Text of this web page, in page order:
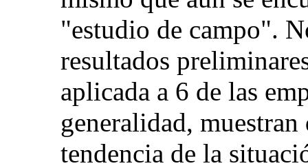
"estudio de campo".
resultados
aplicada a 6 de las
generalidad,
tendencia de la